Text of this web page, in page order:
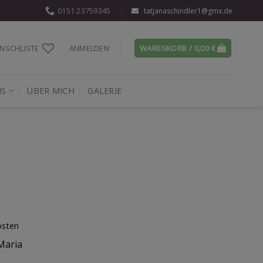
0151 23759345 tatjanaschindler1@gmx.de
ANMELDEN WARENKORB / 0,00€
ÜBER MICH GALERIE